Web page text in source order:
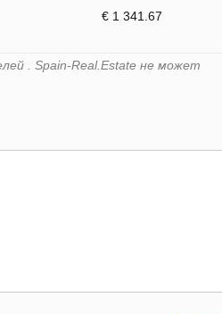
€ 1 341.67
. Spain-Real.Estate не может